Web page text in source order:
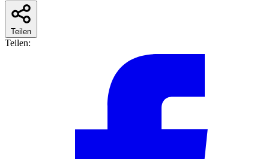
Teilen
Teilen: